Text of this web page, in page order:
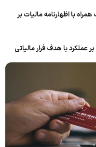
با اظهارنامه مالیات بر
عملکرد با هدف فرار مالیاتی